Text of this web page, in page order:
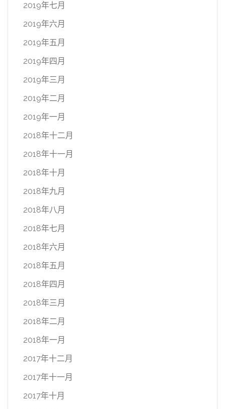
2019年七月
2019年六月
2019年五月
2019年四月
2019年三月
2019年二月
2019年一月
2018年十二月
2018年十一月
2018年十月
2018年九月
2018年八月
2018年七月
2018年六月
2018年五月
2018年四月
2018年三月
2018年二月
2018年一月
2017年十二月
2017年十一月
2017年十月